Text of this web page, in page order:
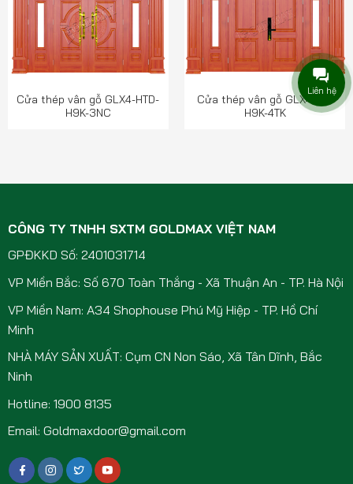
Cửa thép vân gỗ GLX4-HTD-
H9K-3NC
Cửa thép vân gỗ GLX4-H7-
H9K-4TK
CÔNG TY TNHH SXTM GOLDMAX VIỆT NAM
GPĐKKD Số: 2401031714
VP Miền Bắc: Số 670 Toàn Thắng - Xã Thuận An - TP. Hà Nội
VP Miền Nam: A34 Shophouse Phú Mỹ Hiệp - TP. Hồ Chí
Minh
NHÀ MÁY SẢN XUẤT: Cụm CN Non Sáo, Xã Tân Dĩnh, Bắc
Ninh
Hotline: 1900 8135
Email: Goldmaxdoor@gmail.com
Liên hệ